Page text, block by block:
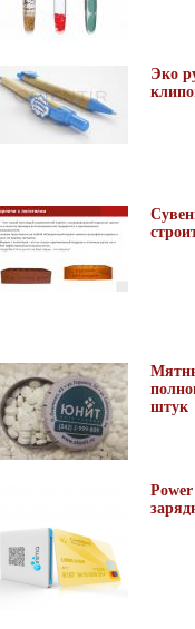
Эко
штук